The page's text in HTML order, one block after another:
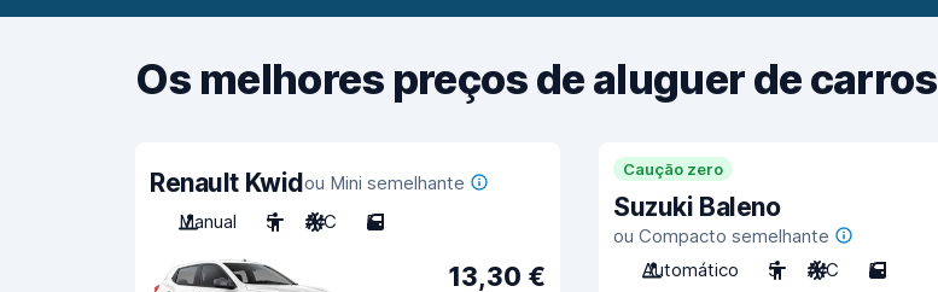
Os melhores preços de aluguer de carros
Renault Kwidou Mini semelhante
Manual
5 A/C 5
13,30 €
Caução zero
Suzuki Baleno
ou Compacto semelhante
Automático
5 A/C 5